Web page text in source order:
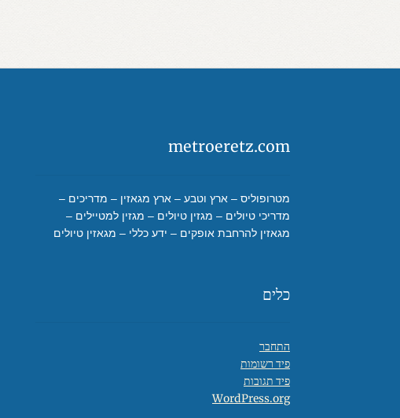
metroeretz.com
מטרופוליס – ארץ וטבע – ארץ מגאזין – מדריכים –
מדריכי טיולים – מגזין טיולים – מגזין למטיילים –
מגאזין להרחבת אופקים – ידע כללי – מגאזין טיולים
כלים
התחבר
פיד רשומות
פיד תגובות
WordPress.org